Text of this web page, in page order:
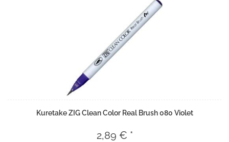
Kuretake ZIG Clean Color Real Brush 080 Violet
2,89 € *